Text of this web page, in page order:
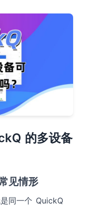
的多设备
见情形
同一个 QuickQ